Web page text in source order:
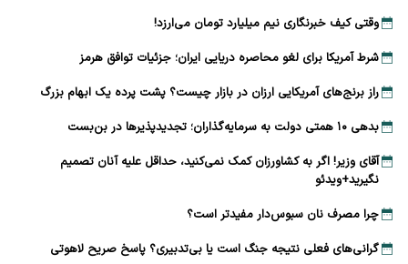
وقتی کیف خبرنگاری نیم میلیارد تومان می‌ارزد!
شرط آمریکا برای لغو محاصره دریایی ایران؛ جزئیات توافق هرمز
راز برنج‌های آمریکایی ارزان در بازار چیست؟ پشت پرده یک ابهام بزرگ
بدهی ۱۰ همتی دولت به سرمایه‌گذاران؛ تجدیدپذیرها در بن‌بست
آقای وزیر! اگر به کشاورزان کمک نمی‌کنید، حداقل علیه آنان تصمیم
نگیرید+ویدئو
چرا مصرف نان سبوس‌دار مفیدتر است؟
گرانی‌های فعلی نتیجه جنگ است یا بی‌تدبیری؟ پاسخ صریح لاهوتی